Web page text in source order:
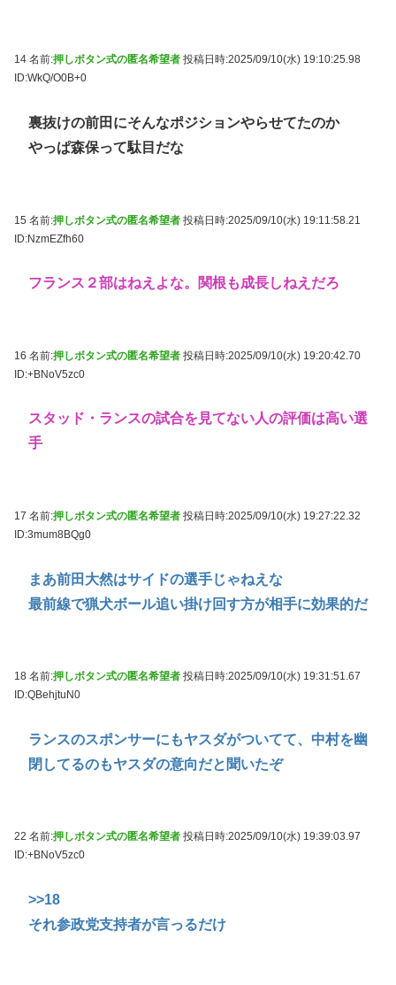
14 名前:押しボタン式の匿名希望者 投稿日時:2025/09/10(水) 19:10:25.98
ID:WkQ/O0B+0
裏抜けの前田にそんなポジションやらせてたのか
やっぱ森保って駄目だな
15 名前:押しボタン式の匿名希望者 投稿日時:2025/09/10(水) 19:11:58.21
ID:NzmEZfh60
フランス２部はねえよな。関根も成長しねえだろ
16 名前:押しボタン式の匿名希望者 投稿日時:2025/09/10(水) 19:20:42.70
ID:+BNoV5zc0
スタッド・ランスの試合を見てない人の評価は高い選
手
17 名前:押しボタン式の匿名希望者 投稿日時:2025/09/10(水) 19:27:22.32
ID:3mum8BQg0
まあ前田大然はサイドの選手じゃねえな
最前線で猟犬ボール追い掛け回す方が相手に効果的だ
18 名前:押しボタン式の匿名希望者 投稿日時:2025/09/10(水) 19:31:51.67
ID:QBehjtuN0
ランスのスポンサーにもヤスダがついてて、中村を幽
閉してるのもヤスダの意向だと聞いたぞ
22 名前:押しボタン式の匿名希望者 投稿日時:2025/09/10(水) 19:39:03.97
ID:+BNoV5zc0
>>18
それ参政党支持者が言っるだけ